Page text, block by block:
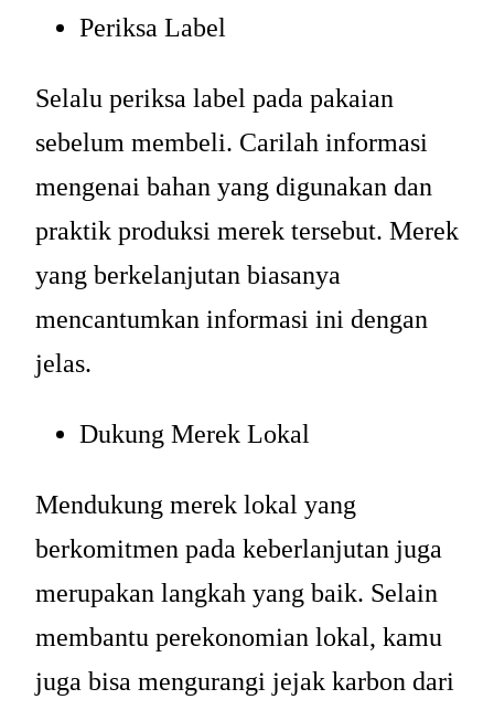
Periksa Label
Selalu periksa label pada pakaian
sebelum membeli. Carilah informasi
mengenai bahan yang digunakan dan
praktik produksi merek tersebut. Merek
yang berkelanjutan biasanya
mencantumkan informasi ini dengan
jelas.
Dukung Merek Lokal
Mendukung merek lokal yang
berkomitmen pada keberlanjutan juga
merupakan langkah yang baik. Selain
membantu perekonomian lokal, kamu
juga bisa mengurangi jejak karbon dari